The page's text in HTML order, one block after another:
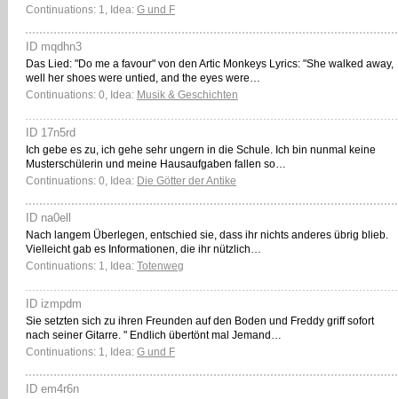
Continuations: 1, Idea: G und F
ID mqdhn3
Das Lied: "Do me a favour" von den Artic Monkeys Lyrics: "She walked away,
well her shoes were untied, and the eyes were…
Continuations: 0, Idea: Musik & Geschichten
ID 17n5rd
Ich gebe es zu, ich gehe sehr ungern in die Schule. Ich bin nunmal keine
Musterschülerin und meine Hausaufgaben fallen so…
Continuations: 0, Idea: Die Götter der Antike
ID na0ell
Nach langem Überlegen, entschied sie, dass ihr nichts anderes übrig blieb.
Vielleicht gab es Informationen, die ihr nützlich…
Continuations: 1, Idea: Totenweg
ID izmpdm
Sie setzten sich zu ihren Freunden auf den Boden und Freddy griff sofort
nach seiner Gitarre. " Endlich übertönt mal Jemand…
Continuations: 1, Idea: G und F
ID em4r6n